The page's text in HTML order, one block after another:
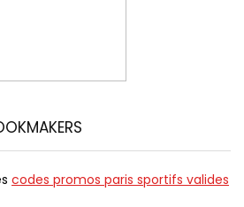
codes promos paris sportifs valides